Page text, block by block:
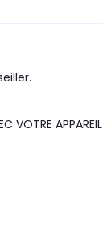
VOTRE APPAREIL